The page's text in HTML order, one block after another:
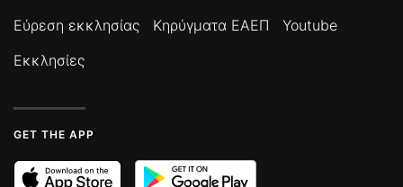
Εύρεση εκκλησίας
Κηρύγματα ΕΑΕΠ
Youtube
Εκκλησίες
GET THE APP